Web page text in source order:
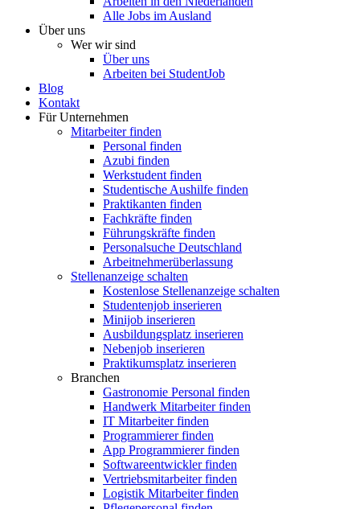
Alle Jobs im Ausland
Über uns
Wer wir sind
Über uns
Arbeiten bei StudentJob
Blog
Kontakt
Für Unternehmen
Mitarbeiter finden
Personal finden
Azubi finden
Werkstudent finden
Studentische Aushilfe finden
Praktikanten finden
Fachkräfte finden
Führungskräfte finden
Personalsuche Deutschland
Arbeitnehmerüberlassung
Stellenanzeige schalten
Kostenlose Stellenanzeige schalten
Studentenjob inserieren
Minijob inserieren
Ausbildungsplatz inserieren
Nebenjob inserieren
Praktikumsplatz inserieren
Branchen
Gastronomie Personal finden
Handwerk Mitarbeiter finden
IT Mitarbeiter finden
Programmierer finden
App Programmierer finden
Softwareentwickler finden
Vertriebsmitarbeiter finden
Logistik Mitarbeiter finden